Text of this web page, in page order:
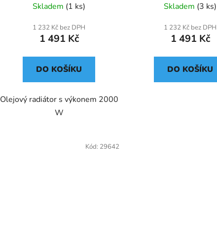
Skladem (1 ks)
1 232 Kč bez DPH
1 491 Kč
DO KOŠÍKU
Olejový radiátor s výkonem 2000
W
Skladem (3 ks)
1 232 Kč bez DPH
1 491 Kč
DO KOŠÍKU
Kód: 29642